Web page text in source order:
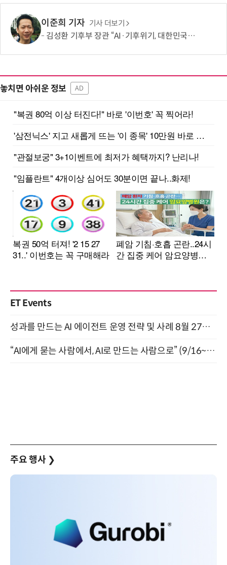
이준희 기자 기사 더보기
김성환 기후부 장관 “AI·기후위기, 대한민국이 함께 해결할 첫 국가 될 것”
놓치면 아쉬운 정보 AD
ET Events
성과를 만드는 AI 에이전트 운영 전략 및 사례 8월 27일 개최
“AI에게 묻는 사람에서, AI로 만드는 사람으로” (9/16~17)
주요 행사 ❯